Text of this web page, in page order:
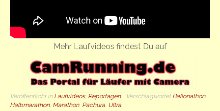
Mehr Laufvideos findest Du auf
Veröffentlicht in Laufvideos, Reportagen Verschlagwortet Ballonathon,
Halbmarathon, Marathon, Pachura Ultra